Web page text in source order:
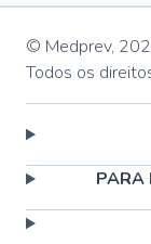
© Medprev,
Todos os
PARA